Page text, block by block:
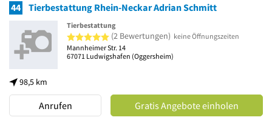
44 Tierbestattung Rhein-Neckar Adrian Schmitt
98,5 km
Tierbestattung
5 von 5 Sternen
(2 Bewertungen) keine Öffnungszeiten
Mannheimer Str. 14
67071 Ludwigshafen (Oggersheim)
Anrufen Gratis Angebote einholen